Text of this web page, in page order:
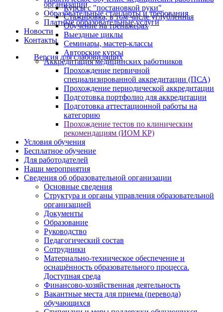
организации
Образовательные стандарты и требования
Платные образовательные услуги
Новости
Контакты
Версия для слабовидящих
Курсы с "постановкой руки"
Стажировка, в том числе углубленная
Обучение на тренажёрах
Выездные циклы
Семинары, мастер-классы
Авторские курсы
Аккредитация медицинских работников
Прохождение первичной
специализированной аккредитации (ПСА)
Прохождение периодической аккредитации
Подготовка портфолио для аккредитации
Подготовка аттестационной работы на
категорию
Прохождение тестов по клиническим
рекомендациям (ИОМ КР)
Условия обучения
Бесплатное обучение
Для работодателей
Наши мероприятия
Сведения об образовательной организации
Основные сведения
Структура и органы управления образовательной
организацией
Документы
Образование
Руководство
Педагогический состав
Сотрудники
Материально-техническое обеспечение и
оснащённость образовательного процесса.
Доступная среда
Финансово-хозяйственная деятельность
Вакантные места для приема (перевода)
обучающихся